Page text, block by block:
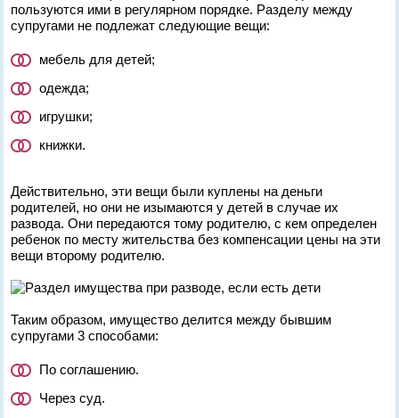
пользуются ими в регулярном порядке. Разделу между
супругами не подлежат следующие вещи:
мебель для детей;
одежда;
игрушки;
книжки.
Действительно, эти вещи были куплены на деньги
родителей, но они не изымаются у детей в случае их
развода. Они передаются тому родителю, с кем определен
ребенок по месту жительства без компенсации цены на эти
вещи второму родителю.
Таким образом, имущество делится между бывшим
супругами 3 способами:
По соглашению.
Через суд.